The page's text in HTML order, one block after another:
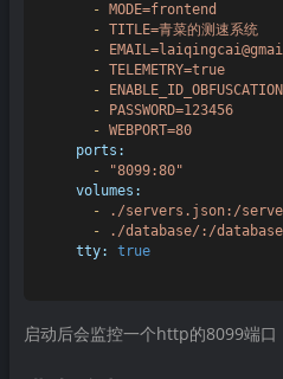
-
MODE=frontend
- TITLE=青菜的测速系统
-
- TELEMETRY=true
-
-
PASSWORD=123456
- WEBPORT=80
ports:
-
"8099:80"
volumes:
-
./servers.json:/
-
./database/:/database
tty:
true
启动后会监控一个http的8099端口